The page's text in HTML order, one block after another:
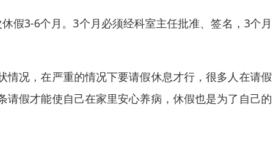
假3-6个月。3个月必须经科室主任批准、签名，3个
况，在严重的情况下要请假休息才行，很多人在请
假才能使自己在家里安心养病，休假也是为了自己